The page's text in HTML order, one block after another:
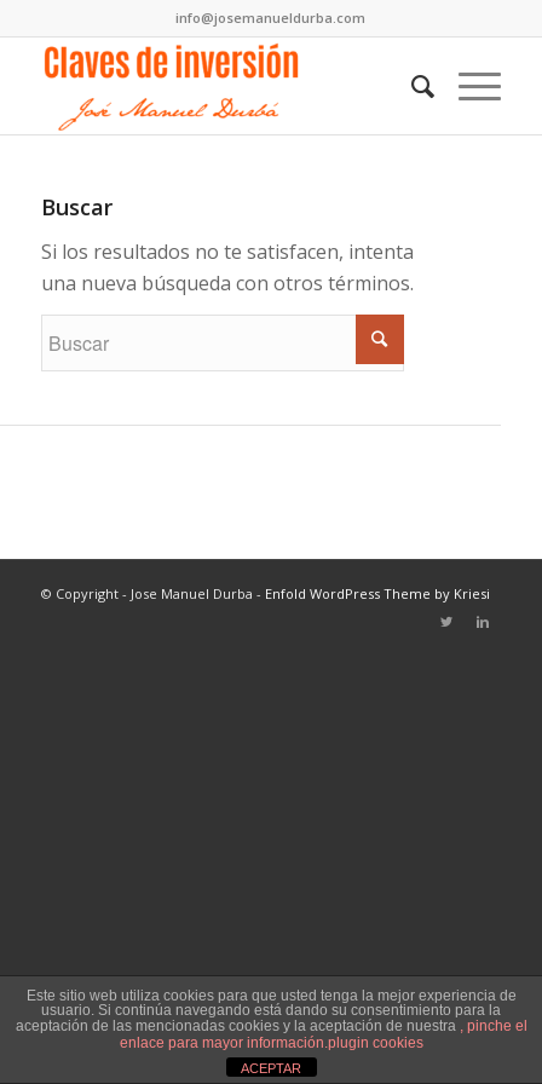
info@josemanueldurba.com
Buscar
Si los resultados no te satisfacen, intenta
una nueva búsqueda con otros términos.
© Copyright - Jose Manuel Durba - Enfold WordPress Theme by Kriesi
Este sitio web utiliza cookies para que usted tenga la mejor experiencia de
usuario. Si continúa navegando está dando su consentimiento para la
aceptación de las mencionadas cookies y la aceptación de nuestra , pinche el
enlace para mayor información.plugin cookies
ACEPTAR